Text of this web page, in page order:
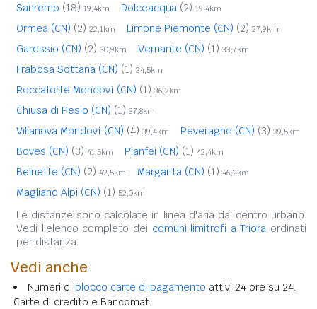
Sanremo (18) 19,4km Dolceacqua (2) 19,4km
Ormea (CN) (2) 22,1km Limone Piemonte (CN) (2) 27,9km
Garessio (CN) (2) 30,9km Vernante (CN) (1) 33,7km
Frabosa Sottana (CN) (1) 34,5km
Roccaforte Mondovì (CN) (1) 36,2km
Chiusa di Pesio (CN) (1) 37,8km
Villanova Mondovì (CN) (4) 39,4km Peveragno (CN) (3) 39,5km
Boves (CN) (3) 41,5km Pianfei (CN) (1) 42,4km
Beinette (CN) (2) 42,5km Margarita (CN) (1) 46,2km
Magliano Alpi (CN) (1) 52,0km
Le distanze sono calcolate in linea d'aria dal centro urbano.
Vedi l'elenco completo dei comuni limitrofi a Triora ordinati
per distanza.
Vedi anche
Numeri di blocco carte di pagamento attivi 24 ore su 24.
Carte di credito e Bancomat.